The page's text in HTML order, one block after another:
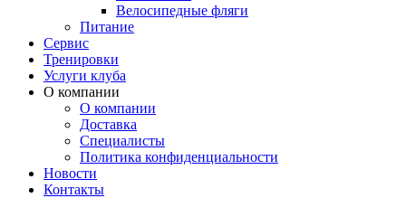
Велосипедные фляги
Питание
Сервис
Тренировки
Услуги клуба
О компании
О компании
Доставка
Специалисты
Политика конфиденциальности
Новости
Контакты